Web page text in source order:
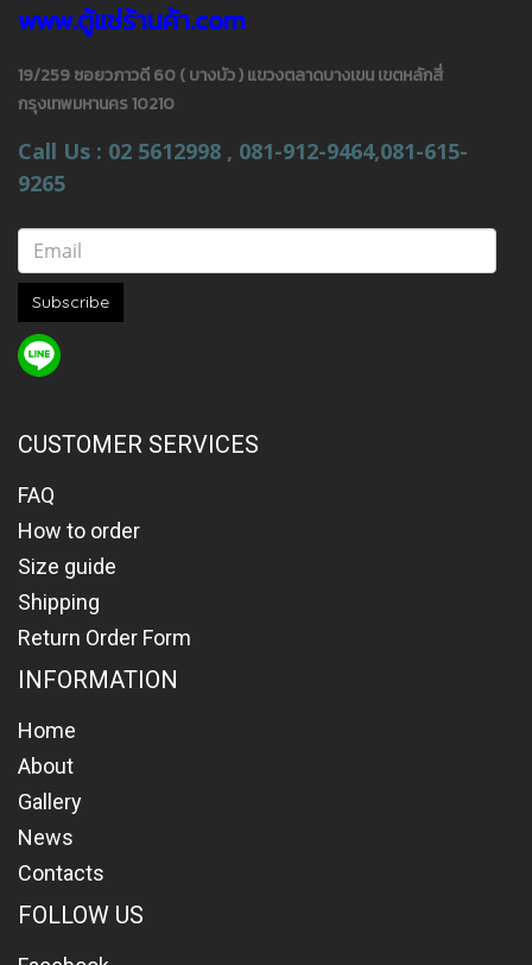
www.ตู้แช่ร้านค้า.com
19/259 ซอยวภาวดี 60 ( บางบัว ) แขวงตลาดบางเขน เขตหลักสี่
กรุงเทพมหานคร 10210
Call Us : 02 5612998 , 081-912-9464,081-615-
9265
Subscribe
CUSTOMER SERVICES
FAQ
How to order
Size guide
Shipping
Return Order Form
INFORMATION
Home
About
Gallery
News
Contacts
FOLLOW US